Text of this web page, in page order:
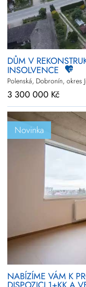
DŮM V
INSOLVENCE
Polenská, Dobronín, okres
3 300 000 Kč
Novinka
NABÍZÍME VÁM K